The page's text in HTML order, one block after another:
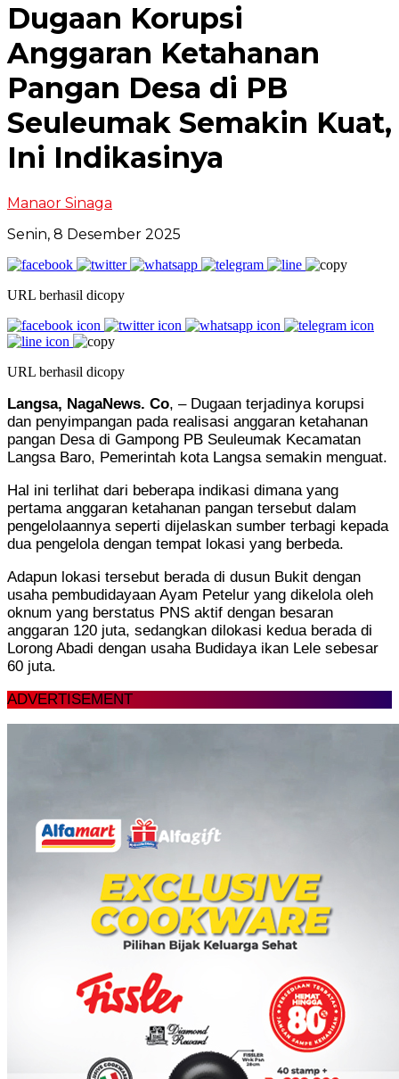
Dugaan Korupsi
Anggaran Ketahanan
Pangan Desa di PB
Seuleumak Semakin Kuat,
Ini Indikasinya
Manaor Sinaga
Senin, 8 Desember 2025
URL berhasil dicopy
URL berhasil dicopy
Langsa, NagaNews. Co, – Dugaan terjadinya korupsi
dan penyimpangan pada realisasi anggaran ketahanan
pangan Desa di Gampong PB Seuleumak Kecamatan
Langsa Baro, Pemerintah kota Langsa semakin menguat.
Hal ini terlihat dari beberapa indikasi dimana yang
pertama anggaran ketahanan pangan tersebut dalam
pengelolaannya seperti dijelaskan sumber terbagi kepada
dua pengelola dengan tempat lokasi yang berbeda.
Adapun lokasi tersebut berada di dusun Bukit dengan
usaha pembudidayaan Ayam Petelur yang dikelola oleh
oknum yang berstatus PNS aktif dengan besaran
anggaran 120 juta, sedangkan dilokasi kedua berada di
Lorong Abadi dengan usaha Budidaya ikan Lele sebesar
60 juta.
ADVERTISEMENT